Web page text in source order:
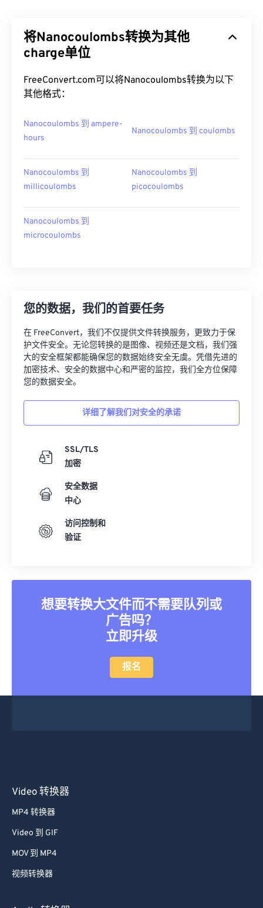
将Nanocoulombs转换为其他
charge单位
FreeConvert.com可以将Nanocoulombs转换为以下
其他格式：
Nanocoulombs 到 ampere-
hours
Nanocoulombs 到 coulombs
Nanocoulombs 到
millicoulombs
Nanocoulombs 到
picocoulombs
Nanocoulombs 到
microcoulombs
您的数据，我们的首要任务
在 FreeConvert，我们不仅提供文件转换服务，更致力于保
护文件安全。无论您转换的是图像、视频还是文档，我们强
大的安全框架都能确保您的数据始终安全无虞。凭借先进的
加密技术、安全的数据中心和严密的监控，我们全方位保障
您的数据安全。
详细了解我们对安全的承诺
SSL/TLS
加密
安全数据
中心
访问控制和
验证
想要转换大文件而不需要队列或
广告吗？
立即升级
报名
Video 转换器
MP4 转换器
Video 到 GIF
MOV 到 MP4
视频转换器